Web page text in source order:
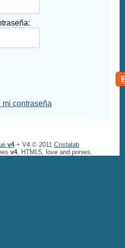
mi contraseña
v4+ V4 © 2011 Cristalab
v4, HTML5, love and ponies.